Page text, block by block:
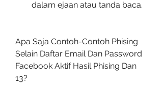
dalam ejaan atau tanda baca.
Apa Saja Contoh-Contoh Phising
Selain Daftar Email Dan Password
Facebook Aktif Hasil Phising Dan
13?